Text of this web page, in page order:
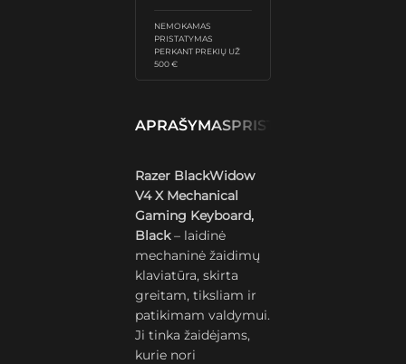
NEMOKAMAS
PRISTATYMAS
PERKANT PREKIŲ UŽ
500 €
APRAŠYMASPRISTATYMAS IR
Razer BlackWidow
V4 X Mechanical
Gaming Keyboard,
Black– laidinė
mechaninė žaidimų
klaviatūra, skirta
greitam, tiksliam ir
patikimam valdymui.
Ji tinka žaidėjams,
kurie nori